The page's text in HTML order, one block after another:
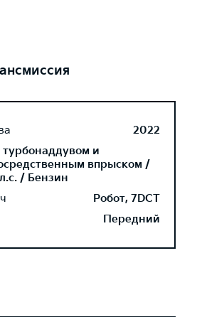
2022
турбонаддувом и
впрыском /
/ Бензин
Робот, 7DCT
Передний